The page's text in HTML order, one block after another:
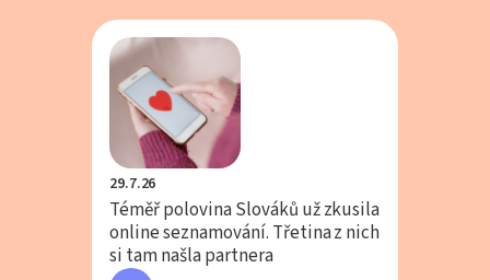
29.7.26
Téměř polovina Slováků už zkusila
online seznamování. Třetina z nich
si tam našla partnera